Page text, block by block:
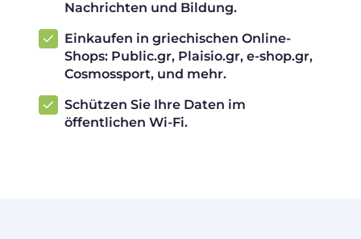
Nachrichten und Bildung.
Einkaufen in griechischen Online-
Shops: Public.gr, Plaisio.gr, e-shop.gr,
Cosmossport, und mehr.
Schützen Sie Ihre Daten im
öffentlichen Wi-Fi.